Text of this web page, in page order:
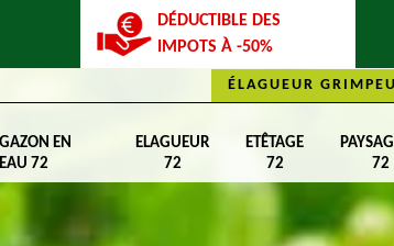
DÉDUCTIBLE DES
IMPOTS À -50%
ÉLAGUEUR
EN
72
ELAGUEUR
72
ETÊTAGE
72
72